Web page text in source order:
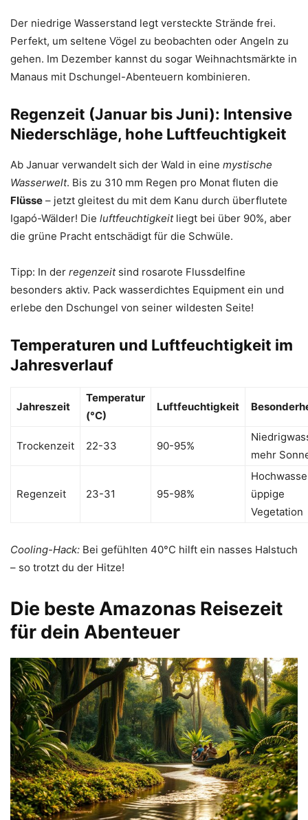
Der niedrige Wasserstand legt versteckte Strände frei.
Perfekt, um seltene Vögel zu beobachten oder Angeln zu
gehen. Im Dezember kannst du sogar Weihnachtsmärkte in
Manaus mit Dschungel-Abenteuern kombinieren.
Regenzeit (Januar bis Juni): Intensive
Niederschläge, hohe Luftfeuchtigkeit
Ab Januar verwandelt sich der Wald in eine mystische
Wasserwelt. Bis zu 310 mm Regen pro Monat fluten die
Flüsse – jetzt gleitest du mit dem Kanu durch überflutete
Igapó-Wälder! Die luftfeuchtigkeitliegt bei über 90%, aber
die grüne Pracht entschädigt für die Schwüle.
Tipp: In der regenzeitsind rosarote Flussdelfine
besonders aktiv. Pack wasserdichtes Equipment ein und
erlebe den Dschungel von seiner wildesten Seite!
Temperaturen und Luftfeuchtigkeit im
Jahresverlauf
Jahreszeit
Temperatur
(°C)
Luftfeuchtigkeit
Trockenzeit 22-33 90-95%
mehr
Regenzeit 23-31 95-98%
üppige
Vegetation
Cooling-Hack: Bei gefühlten 40°C hilft ein nasses Halstuch
– so trotzt du der Hitze!
Die beste Amazonas Reisezeit
für dein Abenteuer